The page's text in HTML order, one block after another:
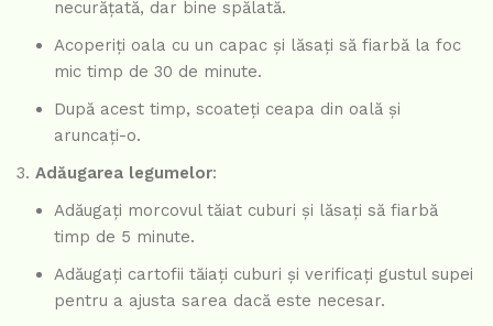
necurățată, dar bine spălată.
Acoperiți oala cu un capac și lăsați să fiarbă la foc
mic timp de 30 de minute.
După acest timp, scoateți ceapa din oală și
aruncați-o.
Adăugarea legumelor:
Adăugați morcovul tăiat cuburi și lăsați să fiarbă
timp de 5 minute.
Adăugați cartofii tăiați cuburi și verificați gustul supei
pentru a ajusta sarea dacă este necesar.